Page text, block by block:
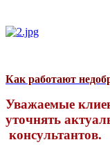
Как работают
Уважаемые
уточнять
консультантов.